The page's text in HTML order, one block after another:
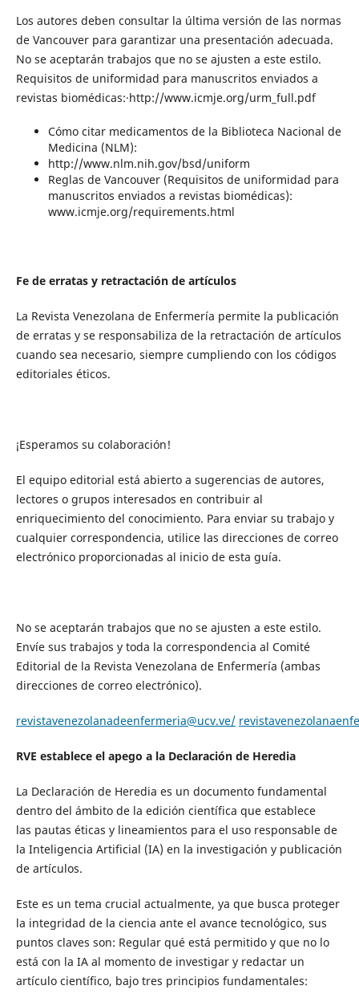
Los autores deben consultar la última versión de las normas
de Vancouver para garantizar una presentación adecuada.
No se aceptarán trabajos que no se ajusten a este estilo.
Requisitos de uniformidad para manuscritos enviados a
revistas biomédicas:·http://www.icmje.org/urm_full.pdf
Cómo citar medicamentos de la Biblioteca Nacional de
Medicina (NLM):
http://www.nlm.nih.gov/bsd/uniform
Reglas de Vancouver (Requisitos de uniformidad para
manuscritos enviados a revistas biomédicas):
www.icmje.org/requirements.html
Fe de erratas y retractación de artículos
La Revista Venezolana de Enfermería permite la publicación
de erratas y se responsabiliza de la retractación de artículos
cuando sea necesario, siempre cumpliendo con los códigos
editoriales éticos.
¡Esperamos su colaboración!
El equipo editorial está abierto a sugerencias de autores,
lectores o grupos interesados ​​en contribuir al
enriquecimiento del conocimiento. Para enviar su trabajo y
cualquier correspondencia, utilice las direcciones de correo
electrónico proporcionadas al inicio de esta guía.
No se aceptarán trabajos que no se ajusten a este estilo.
Envíe sus trabajos y toda la correspondencia al Comité
Editorial de la Revista Venezolana de Enfermería (ambas
direcciones de correo electrónico).
revistavenezolanadeenfermeria@ucv.ve/
RVE establece el apego a la Declaración de Heredia
La Declaración de Heredia es un documento fundamental
dentro del ámbito de la edición científica que establece
las pautas éticas y lineamientos para el uso responsable de
la Inteligencia Artificial (IA) en la investigación y publicación
de artículos.
Este es un tema crucial actualmente, ya que busca proteger
la integridad de la ciencia ante el avance tecnológico, sus
puntos claves son: Regular qué está permitido y que no lo
está con la IA al momento de investigar y redactar un
artículo científico, bajo tres principios fundamentales: